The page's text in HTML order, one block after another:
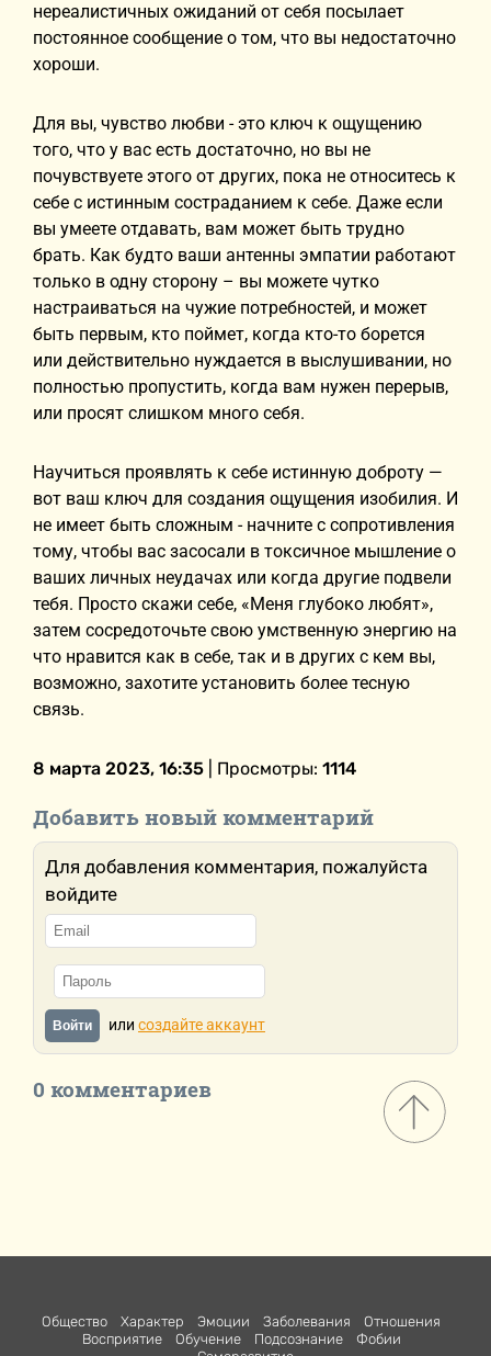
нереалистичных ожиданий от себя посылает
постоянное сообщение о том, что вы недостаточно
хороши.
Для вы, чувство любви - это ключ к ощущению
того, что у вас есть достаточно, но вы не
почувствуете этого от других, пока не относитесь к
себе с истинным состраданием к себе. Даже если
вы умеете отдавать, вам может быть трудно
брать. Как будто ваши антенны эмпатии работают
только в одну сторону – вы можете чутко
настраиваться на чужие потребностей, и может
быть первым, кто поймет, когда кто-то борется
или действительно нуждается в выслушивании, но
полностью пропустить, когда вам нужен перерыв,
или просят слишком много себя.
Научиться проявлять к себе истинную доброту —
вот ваш ключ для создания ощущения изобилия. И
не имеет быть сложным - начните с сопротивления
тому, чтобы вас засосали в токсичное мышление о
ваших личных неудачах или когда другие подвели
тебя. Просто скажи себе, «Меня глубоко любят»,
затем сосредоточьте свою умственную энергию на
что нравится как в себе, так и в других с кем вы,
возможно, захотите установить более тесную
связь.
8 марта 2023, 16:35 | Просмотры: 1114
Добавить новый комментарий
Для добавления комментария, пожалуйста
войдите
Войти или создайте аккаунт
0 комментариев
Общество Характер Эмоции Заболевания
Отношения
Восприятие
Обучение Подсознание
Фобии